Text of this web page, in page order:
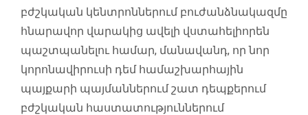
բժշկական կենտրոններում բուժանձնակազմը
հնարավոր վարակից ավելի վստահելիորեն
պաշտպանելու համար, մանավանդ, որ նոր
կորոնավիրուսի դեմ համաշխարհային
պայքարի պայմաններում շատ դեպքերում
բժշկական հաստատություններում